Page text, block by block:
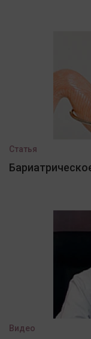
Статья
Видео